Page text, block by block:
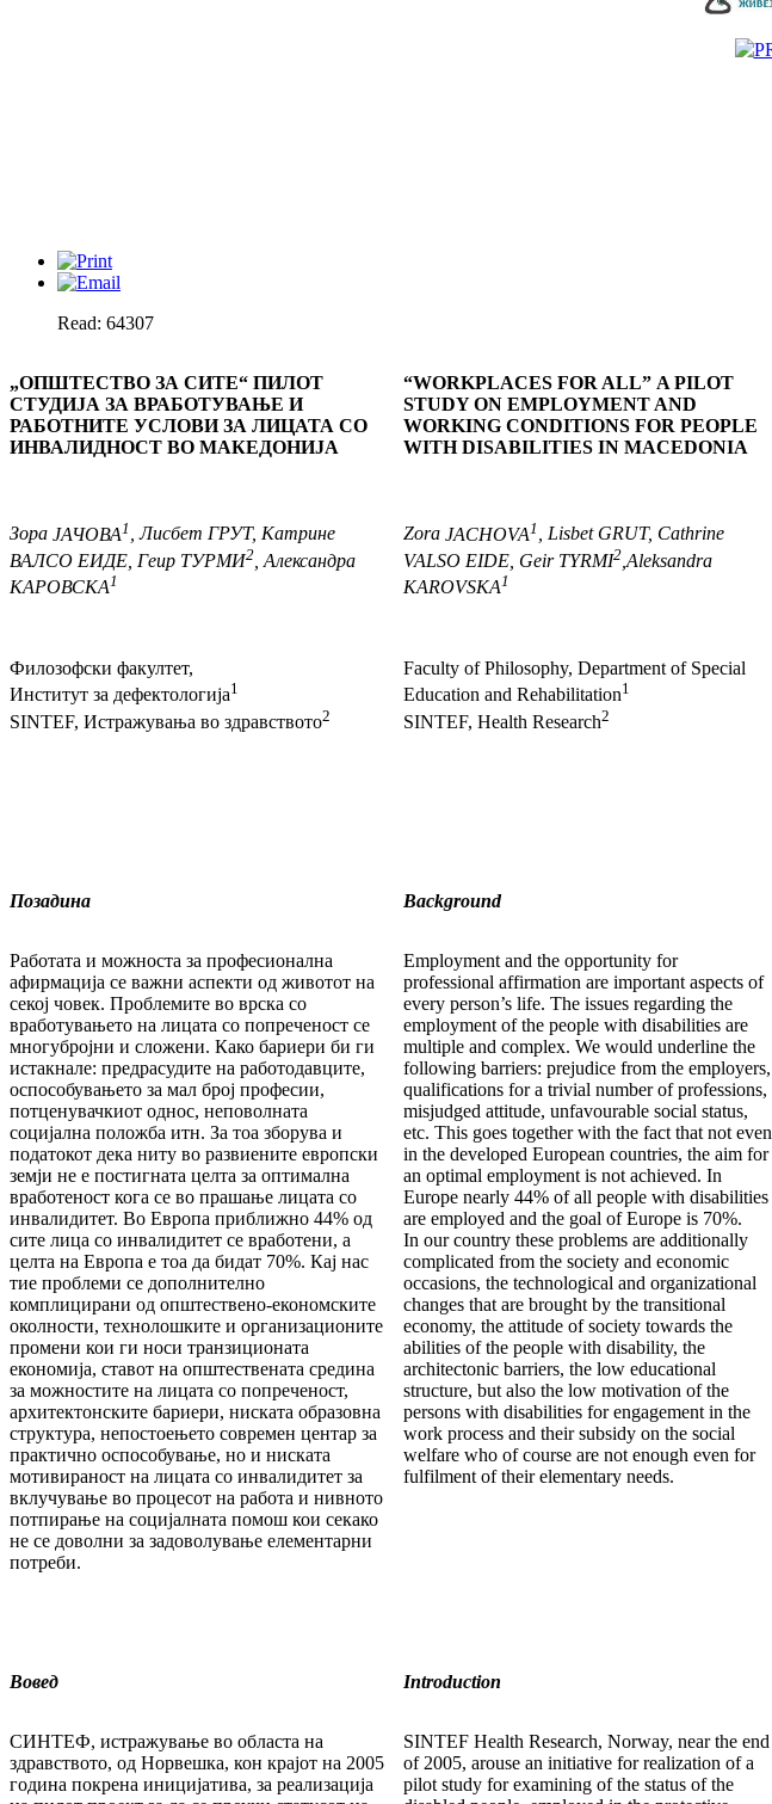
Read: 64307
„ОПШТЕСТВО ЗА СИТЕ“ ПИЛОТ
СТУДИЈА ЗА ВРАБОТУВАЊЕ И
РАБОТНИТЕ УСЛОВИ ЗА ЛИЦАТА СО
ИНВАЛИДНОСТ ВО МАКЕДОНИЈА
Зора ЈАЧОВА1 , Лисбет ГРУТ, Катрине
ВАЛСО ЕИДЕ , Геир ТУРМИ2 , Александра
КАРОВСКА1
Филозофски факултет,
Институт за дефектологија1
SINTEF, Истражувања во здравството2
“WORKPLACES FOR ALL” A PILOT
STUDY ON EMPLOYMENT AND
WORKING CONDITIONS FOR PEOPLE
WITH DISABILITIES IN MACEDONIA
Zora JACHOVA1 , Lisbet GRUT, Cathrine
VALSO EIDE , Geir TYRMI2 Aleksandra
KAROVSKA1
Faculty of Philosophy, Department of Special
Education and Rehabilitation1
SINTEF, Health Research2
Позадина Background
Работата и можноста за професионална
афирмација се важни аспекти од животот на
секој човек. Проблемите во врска со
вработувањето на лицата со попреченост се
многубројни и сложени. Како бариери би ги
истакнале: предрасудите на работодавците,
оспособувањето за мал број професии,
потценувачкиот однос, неповолната
социјална положба итн. За тоа зборува и
податокот дека ниту во развиените европски
земји не е постигната целта за оптимална
вработеност кога се во прашање лицата со
инвалидитет. Во Европа приближно 44% од
сите лица со инвалидитет се вработени, а
целта на Европа е тоа да бидат 70%. Кај нас
тие проблеми се дополнително
комплицирани од општествено-економските
околности, технолошките и организационите
промени кои ги носи транзиционата
економија, ставот на општествената средина
за можностите на лицата со попреченост,
архитектонските бариери, ниската образовна
структура, непостоењето современ центар за
практично оспособување, но и ниската
мотивираност на лицата со инвалидитет за
вклучување во процесот на работа и нивното
потпирање на социјалната помош кои секако
не се доволни за задоволување елементарни
потреби.
Employment and the opportunity for
professional affirmation are important aspects of
every person’s life. The issues regarding the
employment of the people with disabilities are
multiple and complex. We would underline the
following barriers: prejudice from the employers,
qualifications for a trivial number of professions,
misjudged attitude, unfavourable social status,
etc. This goes together with the fact that not even
in the developed European countries, the aim for
an optimal employment is not achieved. In
Europe nearly 44% of all people with disabilities
are employed and the goal of Europe is 70%.
In our country these problems are additionally
complicated from the society and economic
occasions, the technological and organizational
changes that are brought by the transitional
economy, the attitude of society towards the
abilities of the people with disability, the
architectonic barriers, the low educational
structure, but also the low motivation of the
persons with disabilities for engagement in the
work process and their subsidy on the social
welfare who of course are not enough even for
fulfilment of their elementary needs.
Вовед Introduction
СИНТЕФ, истражување во областа на
здравството, од Норвешка, кон крајот на 2005
година покрена иницијатива, за реализација
SINTEF Health Research, Norway, near the end
of 2005, arouse an initiative for realization of a
pilot study for examining of the status of the